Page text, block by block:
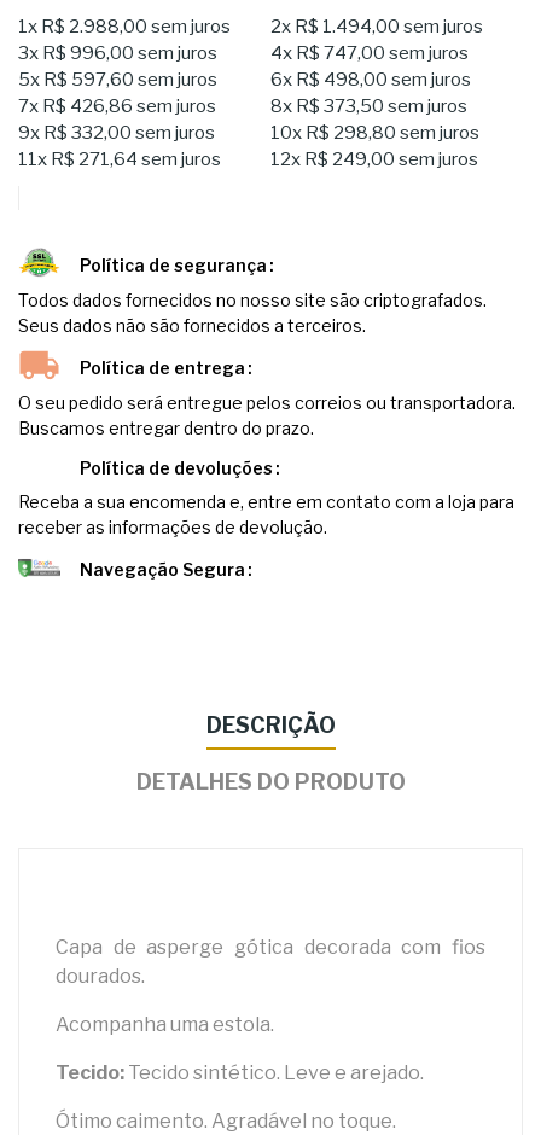
1x R$ 2.988,00 sem juros 2x R$ 1.494,00 sem juros
3x R$ 996,00 sem juros 4x R$ 747,00 sem juros
5x R$ 597,60 sem juros 6x R$ 498,00 sem juros
7x R$ 426,86 sem juros 8x R$ 373,50 sem juros
9x R$ 332,00 sem juros 10x R$ 298,80 sem juros
11x R$ 271,64 sem juros 12x R$ 249,00 sem juros
Política de segurança
Todos dados fornecidos no nosso site são criptografados.
Seus dados não são fornecidos a terceiros.
Política de entrega
O seu pedido será entregue pelos correios ou transportadora.
Buscamos entregar dentro do prazo.
Política de devoluções
Receba a sua encomenda e, entre em contato com a loja para
receber as informações de devolução.
Navegação Segura
DESCRIÇÃO
DETALHES DO PRODUTO
Capa de asperge gótica decorada com fios
dourados.
Acompanha uma estola.
Tecido: Tecido sintético. Leve e arejado.
Ótimo caimento. Agradável no toque.